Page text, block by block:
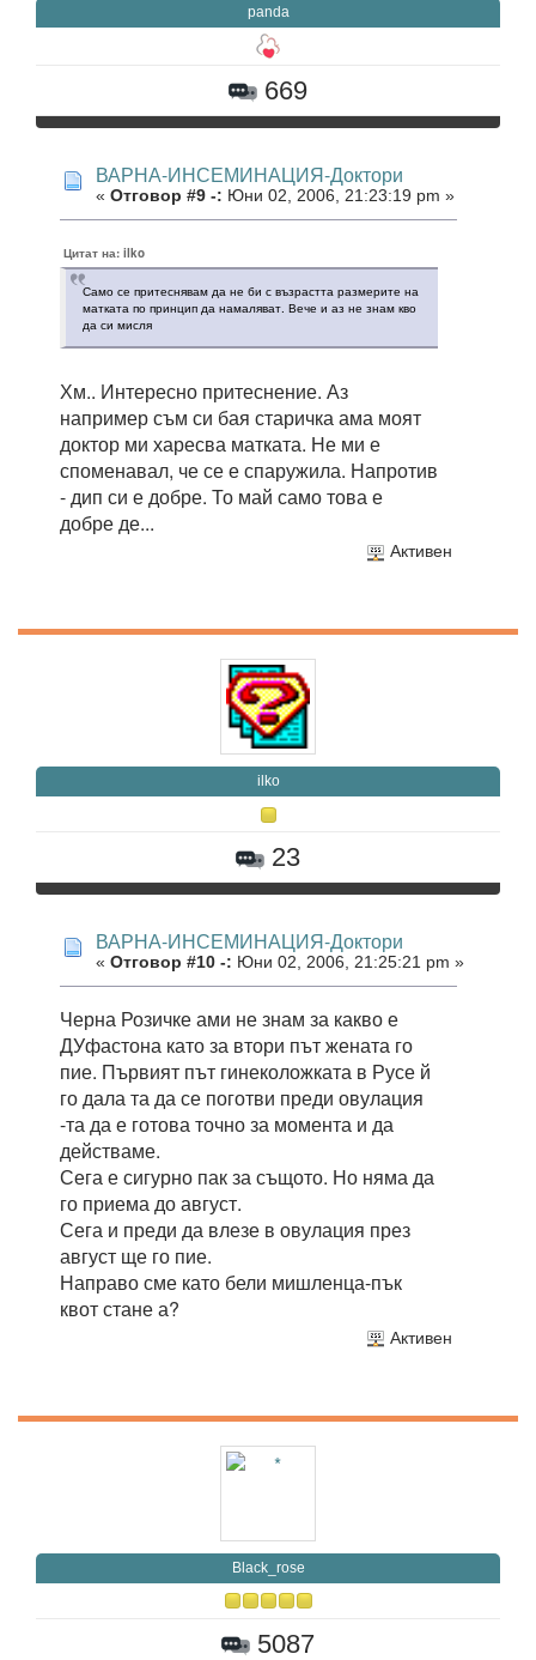
panda
669
ВАРНА-ИНСЕМИНАЦИЯ-Доктори
« Отговор #9 -: Юни 02, 2006, 21:23:19 pm »
Цитат на: ilko
Само се притеснявам да не би с възрастта размерите на
матката по принцип да намаляват. Вече и аз не знам кво
да си мисля
Хм.. Интересно притеснение. Аз
например съм си бая старичка ама моят
доктор ми харесва матката. Не ми е
споменавал, че се е спаружила. Напротив
- дип си е добре. То май само това е
добре де...
Активен
ilko
23
ВАРНА-ИНСЕМИНАЦИЯ-Доктори
« Отговор #10 -: Юни 02, 2006, 21:25:21 pm »
Черна Розичке ами не знам за какво е
ДУфастона като за втори път жената го
пие. Първият път гинеколожката в Русе й
го дала та да се поготви преди овулация
-та да е готова точно за момента и да
действаме.
Сега е сигурно пак за същото. Но няма да
го приема до август.
Сега и преди да влезе в овулация през
август ще го пие.
Направо сме като бели мишленца-пък
квот стане а?
Активен
Black_rose
5087